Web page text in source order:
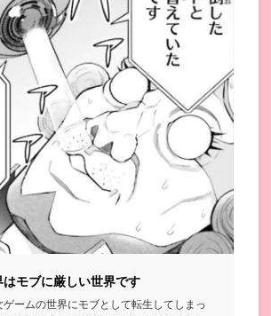
モブに厳しい世界です
ームの世界にモブとして転生してしまっ